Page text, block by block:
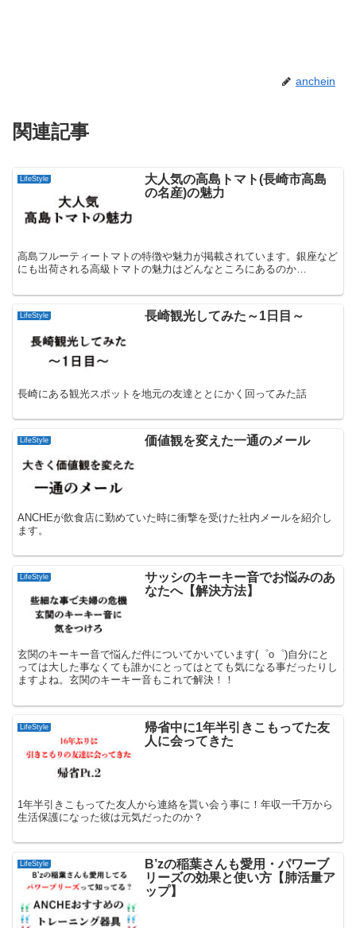
anchein
関連記事
LifeStyle
大人気の高島トマト(長崎市高島
の名産)の魅力
高島フルーティートマトの特徴や魅力が掲載されています。銀座など
にも出荷される高級トマトの魅力はどんなところにあるのか…
LifeStyle 長崎観光してみた～1日目～
長崎にある観光スポットを地元の友達ととにかく回ってみた話
LifeStyle 価値観を変えた一通のメール
ANCHEが飲食店に勤めていた時に衝撃を受けた社内メールを紹介し
ます。
LifeStyle
サッシのキーキー音でお悩みのあ
なたへ【解決方法】
玄関のキーキー音で悩んだ件についてかいています(゜o゜)自分にと
っては大した事なくても誰かにとってはとても気になる事だったりし
ますよね。玄関のキーキー音もこれで解決！！
LifeStyle
帰省中に1年半引きこもってた友
人に会ってきた
1年半引きこもってた友人から連絡を貰い会う事に！年収一千万から
生活保護になった彼は元気だったのか？
LifeStyle
B’zの稲葉さんも愛用・パワーブ
リーズの効果と使い方【肺活量ア
ップ】